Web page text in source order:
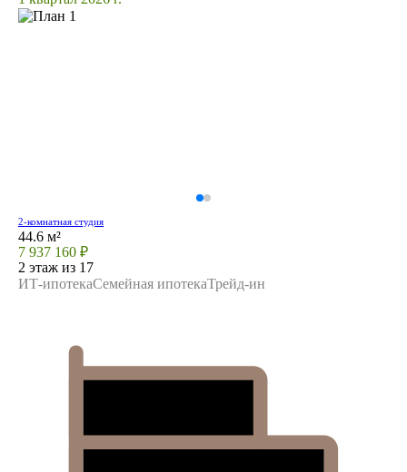
2-комнатная студия
44.6 м²
7 937 160 ₽
2 этаж из 17
ИТ-ипотекаСемейная ипотекаТрейд-ин